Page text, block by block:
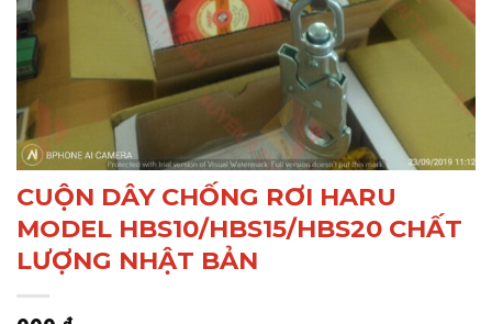
CUỘN DÂY CHỐNG RƠI HARU
MODEL HBS10/HBS15/HBS20 CHẤT
LƯỢNG NHẬT BẢN